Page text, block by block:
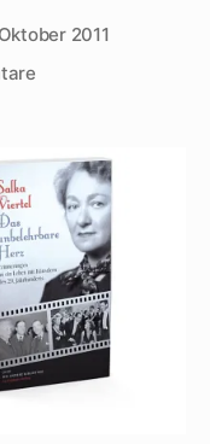
2011
zu
Feier
zum
70.
Geburtstag
von
Heinrich
Mann
bei
Salka